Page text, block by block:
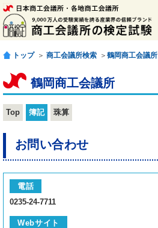
トップ ＞ 商工会議所検索 ＞ 鶴岡商工会議所
鶴岡商工会議所
Top 簿記 珠算
お問い合わせ
電話
0235-24-7711
Webサイト